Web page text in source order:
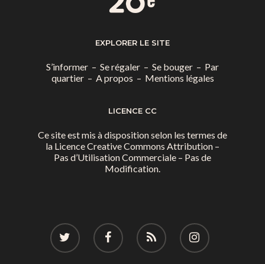
EXPLORER LE SITE
S’informer – Se régaler – Se bouger – Par
quartier– A propos – Mentions légales
LICENCE CC
Ce site est mis à disposition selon les termes de
la Licence Creative Commons Attribution –
Pas d’Utilisation Commerciale – Pas de
Modification.